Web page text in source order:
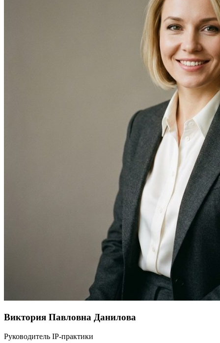
Виктория Павловна Данилова
Руководитель IP-практики